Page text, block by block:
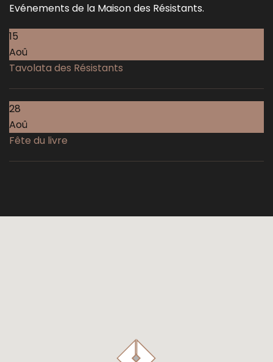
Evénements de la Maison des Résistants.
15
Aoû
Tavolata des Résistants
28
Aoû
Fête du livre